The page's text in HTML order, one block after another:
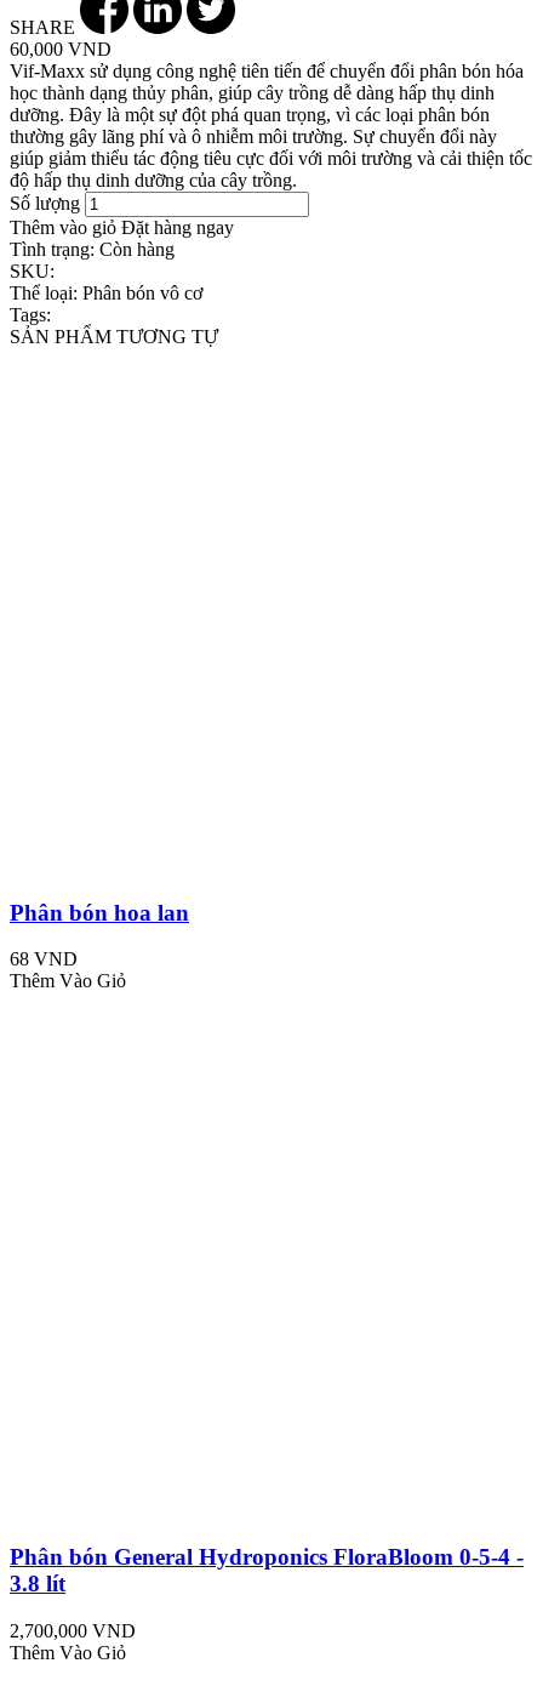
SHARE
60,000 VND
Vif-Maxx sử dụng công nghệ tiên tiến để chuyển đổi phân bón hóa
học thành dạng thủy phân, giúp cây trồng dễ dàng hấp thụ dinh
dưỡng. Đây là một sự đột phá quan trọng, vì các loại phân bón
thường gây lãng phí và ô nhiễm môi trường. Sự chuyển đổi này
giúp giảm thiểu tác động tiêu cực đối với môi trường và cải thiện tốc
độ hấp thụ dinh dưỡng của cây trồng.
Số lượng
Thêm vào giỏ Đặt hàng ngay
Tình trạng: Còn hàng
SKU:
Thể loại: Phân bón vô cơ
Tags:
SẢN PHẨM TƯƠNG TỰ
Phân bón hoa lan
68 VND
Thêm Vào Giỏ
Phân bón General Hydroponics FloraBloom 0-5-4 -
3.8 lít
2,700,000 VND
Thêm Vào Giỏ